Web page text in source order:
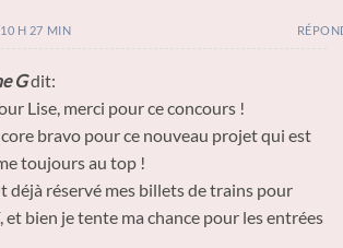
H 27 MIN
Gdit:
Lise, merci pour ce concours !
bravo pour ce nouveau projet qui est
toujours au top !
déjà réservé mes billets de trains pour
et bien je tente ma chance pour les entrées